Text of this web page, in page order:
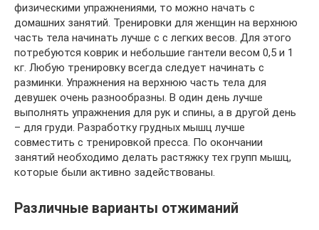
физическими упражнениями, то можно начать с
домашних занятий. Тренировки для женщин на верхнюю
часть тела начинать лучше с с легких весов. Для этого
потребуются коврик и небольшие гантели весом 0,5 и 1
кг. Любую тренировку всегда следует начинать с
разминки. Упражнения на верхнюю часть тела для
девушек очень разнообразны. В один день лучше
выполнять упражнения для рук и спины, а в другой день
– для груди. Разработку грудных мышц лучше
совместить с тренировкой пресса. По окончании
занятий необходимо делать растяжку тех групп мышц,
которые были активно задействованы.
Различные варианты отжиманий